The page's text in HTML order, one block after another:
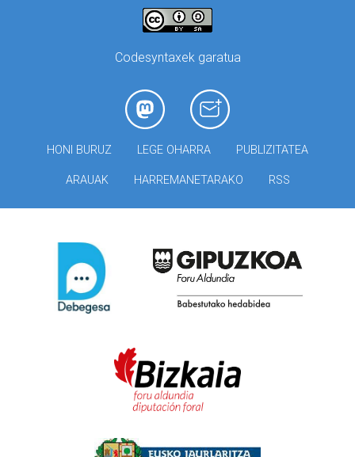
Codesyntaxek garatua
HONI BURUZ LEGE OHARRA PUBLIZITATEA
ARAUAK HARREMANETARAKO RSS